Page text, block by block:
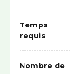
Temps
requis
Nombre de